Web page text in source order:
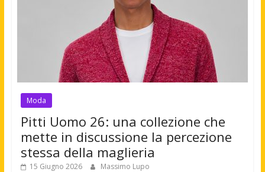
Moda
Pitti Uomo 26: una collezione che
mette in discussione la percezione
stessa della maglieria
15 Giugno 2026 Massimo Lupo